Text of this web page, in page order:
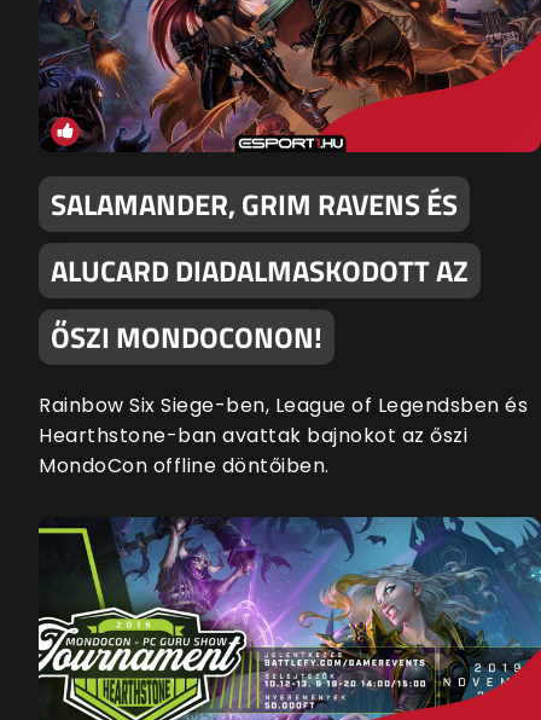
SALAMANDER, GRIM RAVENS ÉS
ALUCARD DIADALMASKODOTT AZ
ŐSZI MONDOCONON!
Rainbow Six Siege-ben, League of Legendsben és
Hearthstone-ban avattak bajnokot az őszi
MondoCon offline döntőiben.